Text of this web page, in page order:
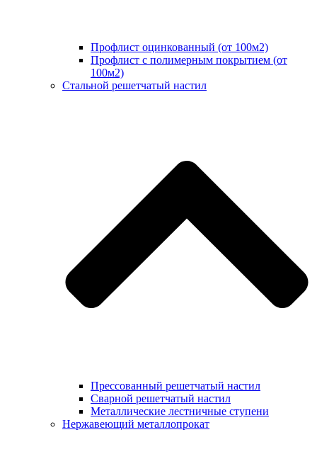
Профлист оцинкованный (от 100м2)
Профлист с полимерным покрытием (от
100м2)
Стальной решетчатый настил
Прессованный решетчатый настил
Сварной решетчатый настил
Металлические лестничные ступени
Нержавеющий металлопрокат